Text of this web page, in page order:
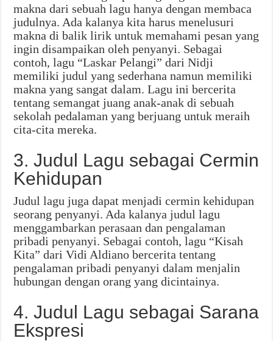
makna dari sebuah lagu hanya dengan membaca
judulnya. Ada kalanya kita harus menelusuri
makna di balik lirik untuk memahami pesan yang
ingin disampaikan oleh penyanyi. Sebagai
contoh, lagu “Laskar Pelangi” dari Nidji
memiliki judul yang sederhana namun memiliki
makna yang sangat dalam. Lagu ini bercerita
tentang semangat juang anak-anak di sebuah
sekolah pedalaman yang berjuang untuk meraih
cita-cita mereka.
3. Judul Lagu sebagai Cermin
Kehidupan
Judul lagu juga dapat menjadi cermin kehidupan
seorang penyanyi. Ada kalanya judul lagu
menggambarkan perasaan dan pengalaman
pribadi penyanyi. Sebagai contoh, lagu “Kisah
Kita” dari Vidi Aldiano bercerita tentang
pengalaman pribadi penyanyi dalam menjalin
hubungan dengan orang yang dicintainya.
4. Judul Lagu sebagai Sarana
Ekspresi